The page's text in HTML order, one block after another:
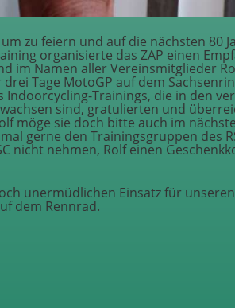
zu feiern und auf die nächsten 80
organisierte das ZAP einen
im Namen aller Vereinsmitglieder
Tage MotoGP auf dem
Trainings, die in den
sind, gratulierten und
möge sie doch bitte auch im
gerne den Trainingsgruppen des
nicht nehmen, Rolf einen
unermüdlichen Einsatz für
dem Rennrad.